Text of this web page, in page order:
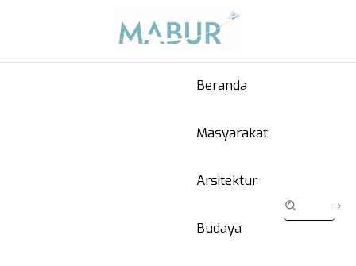
Beranda
Masyarakat
Arsitektur
Budaya